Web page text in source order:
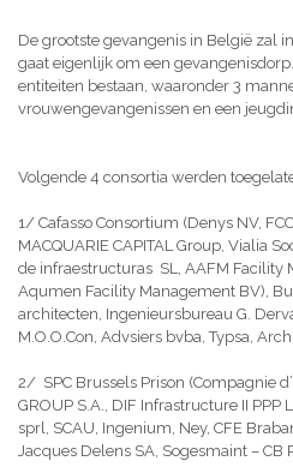
De grootste gevangenis in België zal
gaat eigenlijk om een
entiteiten bestaan, waaronder 3
vrouwengevangenissen en een
Volgende 4 consortia werden
1/ Cafasso Consortium (Denys NV,
MACQUARIE CAPITAL Group, Vialia
de infraestructuras SL, AAFM Facility
Aqumen Facility Management BV),
architecten, Ingenieursbureau G.
M.O.O.Con, Advsiers bvba, Typsa,
2/ SPC Brussels Prison (Compagnie
GROUP S.A., DIF Infrastructure II PPP
sprl, SCAU, Ingenium, Ney, CFE
Jacques Delens SA, Sogesmaint – CB